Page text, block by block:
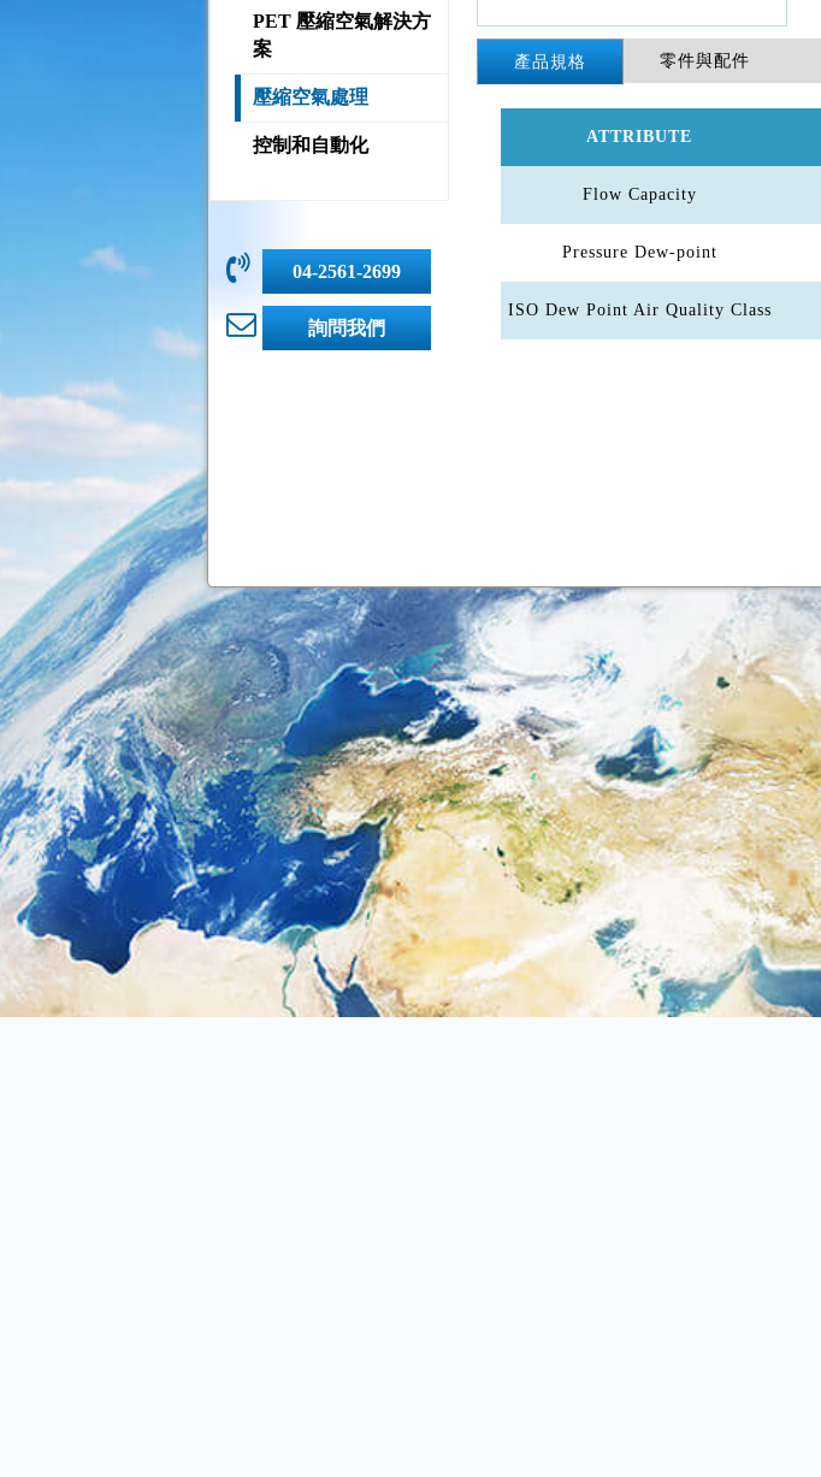
PET 壓縮空氣解決方
案
壓縮空氣處理
控制和自動化
04-2561-2699
詢問我們
產品規格 零件與配件
ATTRIBUTE
Flow Capacity
Pressure Dew-point
ISO Dew Point Air Quality Class